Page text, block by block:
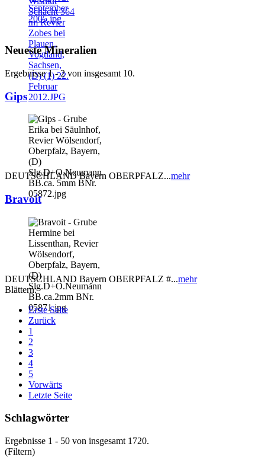
Neueste Mineralien
Ergebnisse 1 - 2 von insgesamt 10.
Gips
DEUTSCHLAND Bayern OBERPFALZ...mehr
Bravoit
DEUTSCHLAND Bayern OBERPFALZ #...mehr
Blättern:
Erste Seite
Zurück
1
2
3
4
5
Vorwärts
Letzte Seite
Schlagwörter
Ergebnisse 1 - 50 von insgesamt 1720.
(Filtern)